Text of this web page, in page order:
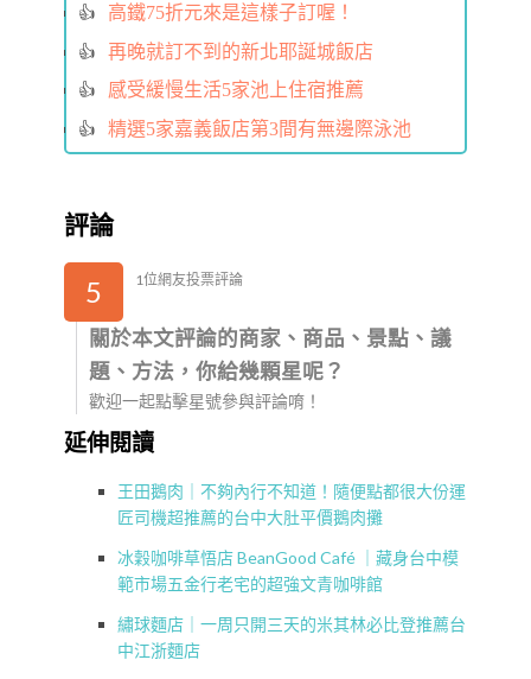
高鐵75折元來是這樣子訂喔！
再晚就訂不到的新北耶誕城飯店
感受緩慢生活5家池上住宿推薦
精選5家嘉義飯店第3間有無邊際泳池
評論
5 1位網友投票評論
關於本文評論的商家、商品、景點、議
題、方法，你給幾顆星呢？
歡迎一起點擊星號參與評論唷！
延伸閱讀
王田鵝肉｜不夠內行不知道！隨便點都很大份運
匠司機超推薦的台中大肚平價鵝肉攤
冰穀咖啡草悟店 BeanGood Café ｜藏身台中模
範市場五金行老宅的超強文青咖啡館
繡球麵店｜一周只開三天的米其林必比登推薦台
中江浙麵店